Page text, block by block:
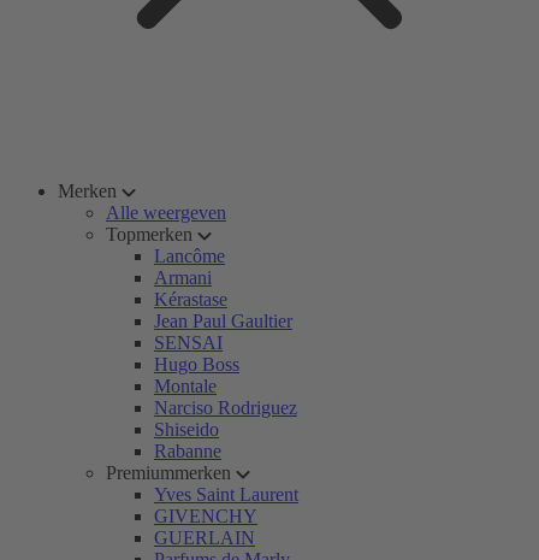
Merken
Alle weergeven
Topmerken
Lancôme
Armani
Kérastase
Jean Paul Gaultier
SENSAI
Hugo Boss
Montale
Narciso Rodriguez
Shiseido
Rabanne
Premiummerken
Yves Saint Laurent
GIVENCHY
GUERLAIN